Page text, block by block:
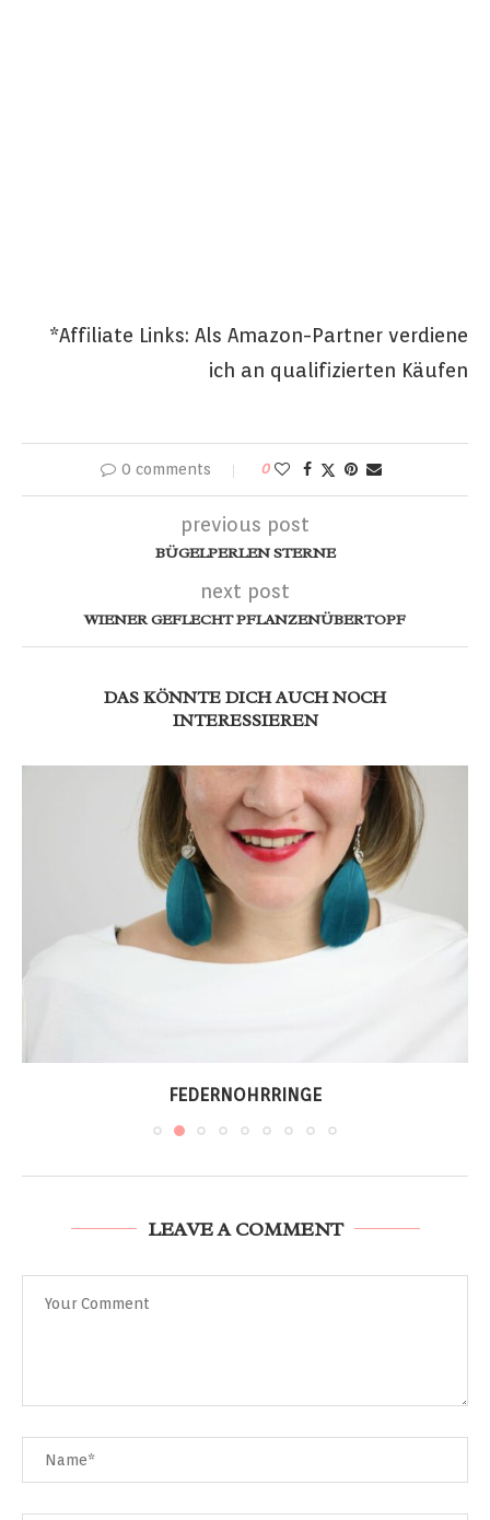
*Affiliate Links: Als Amazon-Partner verdiene
ich an qualifizierten Käufen
0 comments 0
previous post
BÜGELPERLEN STERNE
next post
WIENER GEFLECHT PFLANZENÜBERTOPF
DAS KÖNNTE DICH AUCH NOCH
INTERESSIEREN
FEDERNOHRRINGE
LEAVE A COMMENT